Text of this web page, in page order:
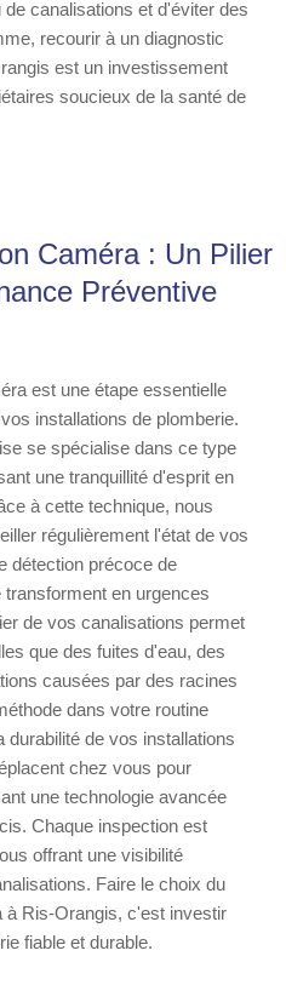
canalisations et d'éviter des
recourir à un diagnostic
est un investissement
soucieux de la santé de
Caméra : Un Pilier
Préventive
est une étape essentielle
installations de plomberie.
se spécialise dans ce type
une tranquillité d'esprit en
à cette technique, nous
régulièrement l'état de vos
détection précoce de
en urgences
de vos canalisations permet
que des fuites d'eau, des
causées par des racines
dans votre routine
de vos installations
chez vous pour
une technologie avancée
Chaque inspection est
offrant une visibilité
Faire le choix du
à Ris-Orangis, c'est investir
fiable et durable.